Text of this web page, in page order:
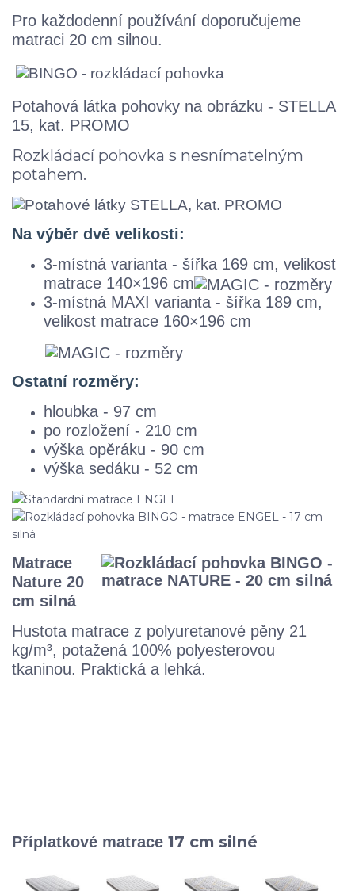
Pro každodenní používání doporučujeme
matraci 20 cm silnou.
Potahová látka pohovky na obrázku - STELLA
15, kat. PROMO
Rozkládací pohovka s nesnímatelným
potahem.
Na výběr dvě velikosti:
3-místná varianta - šířka 169 cm, velikost
matrace 140×196 cm
3-místná MAXI varianta - šířka 189 cm,
velikost matrace 160×196 cm
Ostatní rozměry:
hloubka - 97 cm
po rozložení - 210 cm
výška opěráku - 90 cm
výška sedáku - 52 cm
Matrace
Nature 20
cm silná
Hustota matrace z polyuretanové pěny 21
kg/m³, potažená 100% polyesterovou
tkaninou. Praktická a lehká.
Příplatkové matrace 17 cm silné